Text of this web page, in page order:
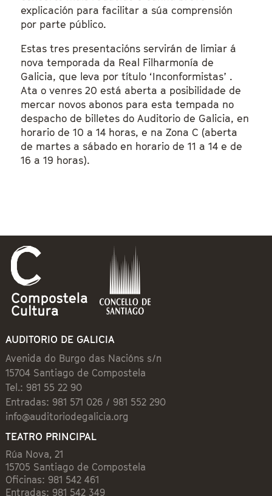
explicación para facilitar a súa comprensión
por parte público.
Estas tres presentacións servirán de limiar á
nova temporada da Real Filharmonía de
Galicia, que leva por título ‘Inconformistas’ .
Ata o venres 20 está aberta a posibilidade de
mercar novos abonos para esta tempada no
despacho de billetes do Auditorio de Galicia, en
horario de 10 a 14 horas, e na Zona C (aberta
de martes a sábado en horario de 11 a 14 e de
16 a 19 horas).
AUDITORIO DE GALICIA
Avenida do Burgo das Nacións s/n
15704 Santiago de Compostela
Tel.: 981 55 22 90
Entradas: 981 571 026 / 981 552 290
info@auditoriodegalicia.org
TEATRO PRINCIPAL
Rúa Nova, 21
15705 Santiago de Compostela
Oficinas: 981 542 461
Entradas: 981 542 349